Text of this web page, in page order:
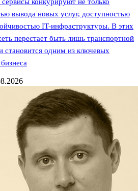
вывода новых услуг, доступностью
IT-инфраструктуры. В этих
перестает быть лишь транспортной
становится одним из ключевых